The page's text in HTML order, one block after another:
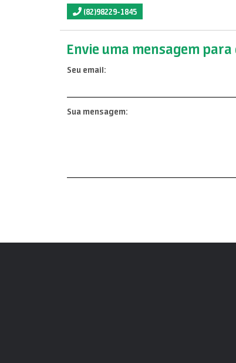
(82)98229-1845
Envie uma mensagem
Seu email:
Sua mensagem: